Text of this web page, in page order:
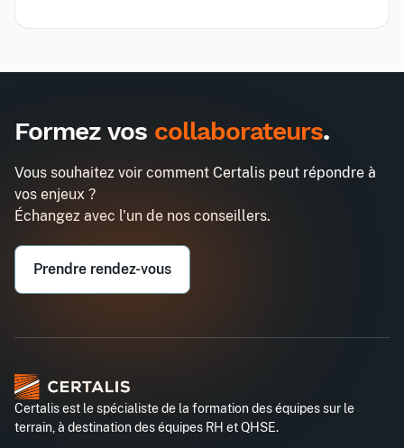
La gestion du temps
Email professionnel*
Téléphone professionnel*
Formez vos collaborateurs.
Vous souhaitez voir comment Certalis peut répondre à
vos enjeux ?
Échangez avec l'un de nos conseillers.
Prendre rendez-vous
Certalis est le spécialiste de la formation des équipes sur le
terrain, à destination des équipes RH et QHSE.